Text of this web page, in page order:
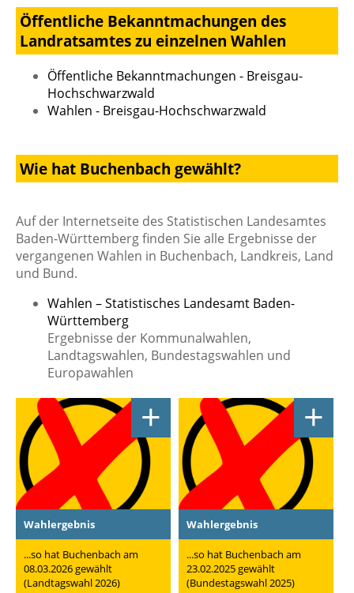
Öffentliche Bekanntmachungen des
Landratsamtes zu einzelnen Wahlen
Öffentliche Bekanntmachungen - Breisgau-
Hochschwarzwald
Wahlen - Breisgau-Hochschwarzwald
Wie hat Buchenbach gewählt?
Auf der Internetseite des Statistischen Landesamtes
Baden-Württemberg finden Sie alle Ergebnisse der
vergangenen Wahlen in Buchenbach, Landkreis, Land
und Bund.
Wahlen – Statistisches Landesamt Baden-
Württemberg
Ergebnisse der Kommunalwahlen,
Landtagswahlen, Bundestagswahlen und
Europawahlen
+
Wahlergebnis
...so hat Buchenbach am
08.03.2026 gewählt
(Landtagswahl 2026)
+
Wahlergebnis
...so hat Buchenbach am
23.02.2025 gewählt
(Bundestagswahl 2025)